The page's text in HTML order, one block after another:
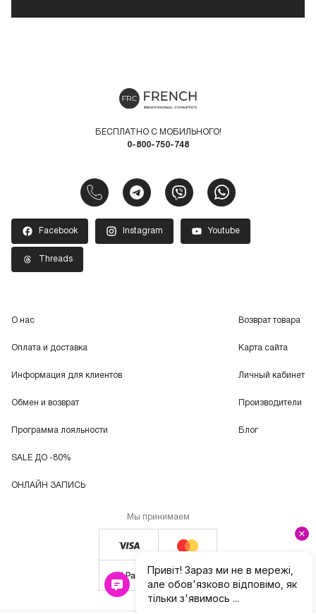
БЕСПЛАТНО С МОБИЛЬНОГО!
0-800-750-748
Facebook Instagram Youtube
Threads
О нас
Оплата и доставка
Информация для клиентов
Обмен и возврат
Программа лояльности
SALE ДО -80%
ОНЛАЙН ЗАПИСЬ
Возврат товара
Карта сайта
Личный кабинет
Производители
Блог
Мы принимаем